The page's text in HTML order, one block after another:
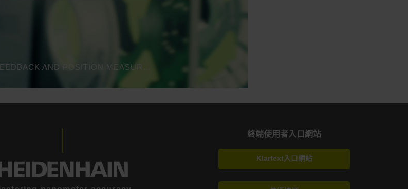
KCI 120 DPLUS: MOTOR FEEDBACK AND POSITION MEASUREMENT FOR HIGH-PRECISION ROBOTS
終端使用者入口網站
Klartext入口網站